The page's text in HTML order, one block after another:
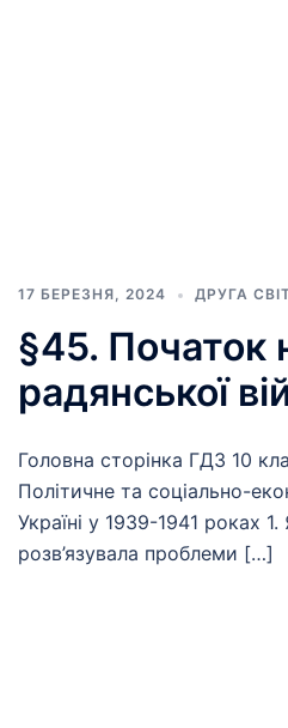
17 БЕРЕЗНЯ, 2024 ДРУГА
§45. Початок
радянської
Головна сторінка ГДЗ 10
Політичне та соціально-
Україні у 1939-1941 роках
розв’язувала проблеми […]